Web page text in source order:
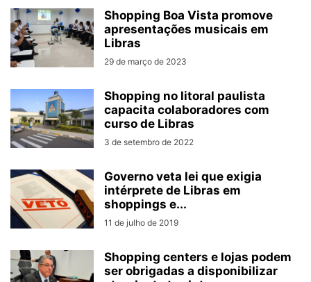
Shopping Boa Vista promove
apresentações musicais em
Libras
29 de março de 2023
Shopping no litoral paulista
capacita colaboradores com
curso de Libras
3 de setembro de 2022
Governo veta lei que exigia
intérprete de Libras em
shoppings e...
11 de julho de 2019
Shopping centers e lojas podem
ser obrigadas a disponibilizar